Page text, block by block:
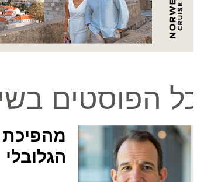
הפוסטים
הגלובלי